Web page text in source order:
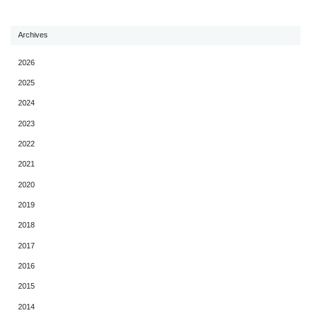
Archives
2026
2025
2024
2023
2022
2021
2020
2019
2018
2017
2016
2015
2014